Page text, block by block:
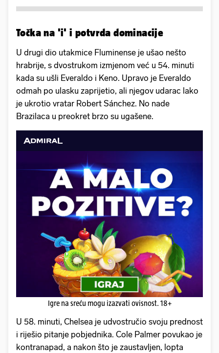
Točka na 'i' i potvrda dominacije
U drugi dio utakmice Fluminense je ušao nešto
hrabrije, s dvostrukom izmjenom već u 54. minuti
kada su ušli Everaldo i Keno. Upravo je Everaldo
odmah po ulasku zaprijetio, ali njegov udarac lako
je ukrotio vratar Robert Sánchez. No nade
Brazilaca u preokret brzo su ugašene.
Igre na sreću mogu izazvati ovisnost. 18+
U 58. minuti, Chelsea je udvostručio svoju prednost
i riješio pitanje pobjednika. Cole Palmer povukao je
kontranapad, a nakon što je zaustavljen, lopta